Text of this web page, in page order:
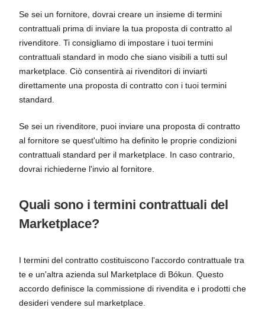
Se sei un fornitore, dovrai creare un insieme di termini
contrattuali prima di inviare la tua proposta di contratto al
rivenditore. Ti consigliamo di impostare i tuoi termini
contrattuali standard in modo che siano visibili a tutti sul
marketplace. Ciò consentirà ai rivenditori di inviarti
direttamente una proposta di contratto con i tuoi termini
standard.
Se sei un rivenditore, puoi inviare una proposta di contratto
al fornitore se quest'ultimo ha definito le proprie condizioni
contrattuali standard per il marketplace. In caso contrario,
dovrai richiederne l'invio al fornitore.
Quali sono i termini contrattuali del
Marketplace?
I termini del contratto costituiscono l'accordo contrattuale tra
te e un'altra azienda sul Marketplace di Bókun. Questo
accordo definisce la commissione di rivendita e i prodotti che
desideri vendere sul marketplace.